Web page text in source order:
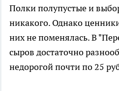
Полки полупустые и
никакого. Однако
них не поменялась. В
сыров достаточно
недорогой почти по 25